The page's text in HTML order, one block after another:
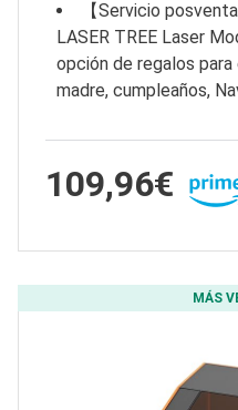
【Servicio
LASER TREE Laser
opción de regalos
madre, cumpleaños,
109,96€
MÁS